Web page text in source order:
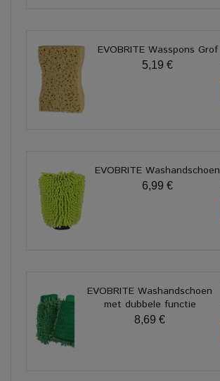
EVOBRITE Wasspons Grof
5,19 €
EVOBRITE Washandschoen
6,99 €
EVOBRITE Washandschoen
met dubbele functie
8,69 €